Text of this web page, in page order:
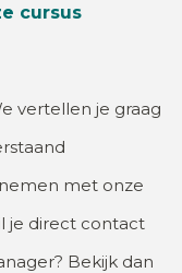
cursus
vertellen je graag
met onze
je direct contact
Bekijk dan